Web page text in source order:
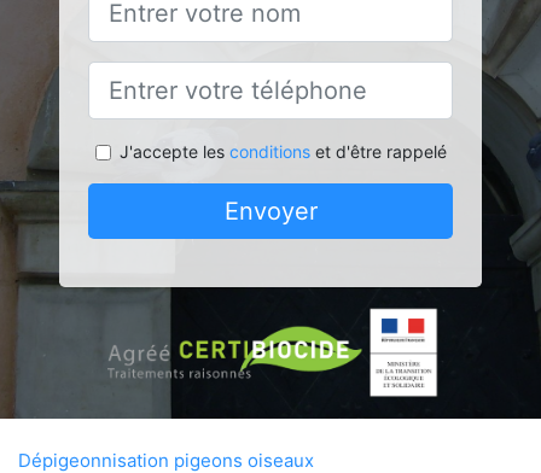
J'accepte les conditionset d'être rappelé
Envoyer
Dépigeonnisation pigeons oiseaux